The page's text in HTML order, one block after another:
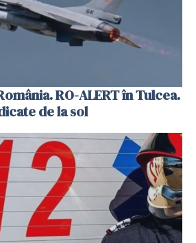
RO-ALERT în Tulcea.
de la sol